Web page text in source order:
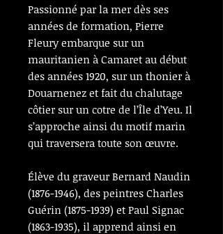
Passionné par la mer dès ses
années de formation, Pierre
Fleury embarque sur un
mauritanien à Camaret au début
des années 1920, sur un thonier à
Douarnenez et fait du chalutage
côtier sur un cotre de l’Île d’Yeu. Il
s’approche ainsi du motif marin
qui traversera toute son œuvre.
Élève du graveur Bernard Naudin
(1876-1946), des peintres Charles
Guérin (1875-1939) et Paul Signac
(1863-1935), il apprend ainsi en